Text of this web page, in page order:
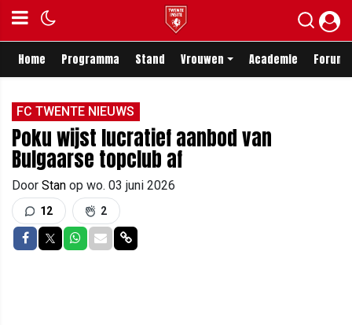
Home Programma Stand Vrouwen Academie Forum
FC TWENTE NIEUWS
Poku wijst lucratief aanbod van
Bulgaarse topclub af
Door Stan op wo. 03 juni 2026
12 2
Delen op Facebook
Delen op Twitter
Delen op Whatsapp
Delen via Mail
Delen via link